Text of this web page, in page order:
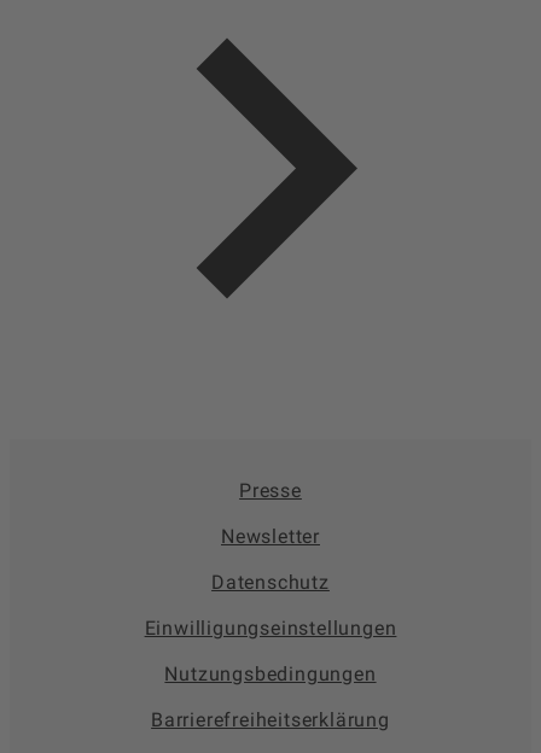
Presse
Newsletter
Datenschutz
Einwilligungseinstellungen
Nutzungsbedingungen
Barrierefreiheitserklärung